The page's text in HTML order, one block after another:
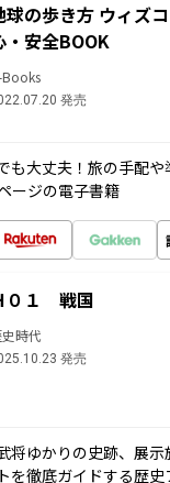
球の歩き方 ウィズ
・安全BOOK
Books
発売
も大丈夫！旅の手配や
ージの電子書籍
０１ 戦国
時代
発売
将ゆかりの史跡、展
を徹底ガイドする歴